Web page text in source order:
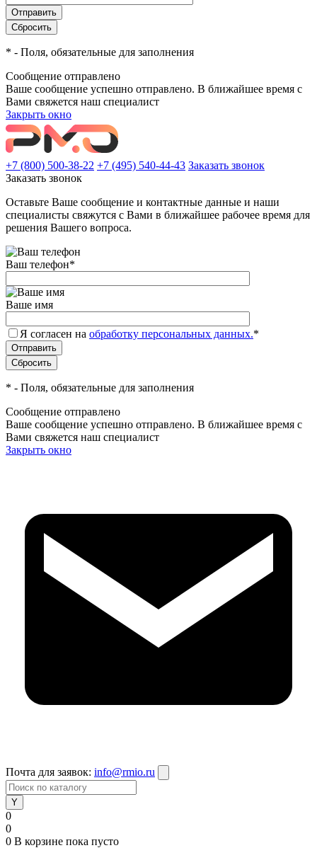
* - Поля, обязательные для заполнения
Сообщение отправлено
Ваше сообщение успешно отправлено. В ближайшее время с
Вами свяжется наш специалист
Закрыть окно
+7 (800) 500-38-22 +7 (495) 540-44-43 Заказать звонок
Заказать звонок
Оставьте Ваше сообщение и контактные данные и наши
специалисты свяжутся с Вами в ближайшее рабочее время для
решения Вашего вопроса.
Ваш телефон*
Ваше имя
Я согласен на обработку персональных данных.*
* - Поля, обязательные для заполнения
Сообщение отправлено
Ваше сообщение успешно отправлено. В ближайшее время с
Вами свяжется наш специалист
Закрыть окно
Почта для заявок: info@rmio.ru
0
0
0 В корзине пока пусто